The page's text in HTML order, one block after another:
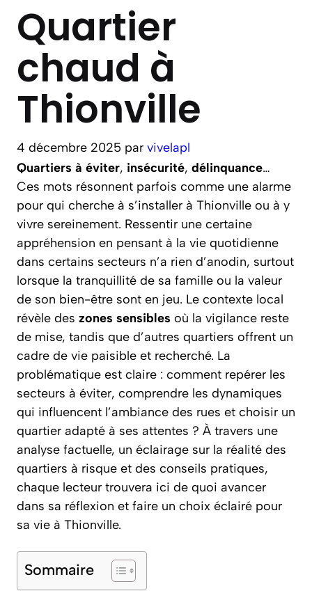
Quartier
chaud à
Thionville
4 décembre 2025 par vivelapl
Quartiers à éviter, insécurité, délinquance…
Ces mots résonnent parfois comme une alarme
pour qui cherche à s’installer à Thionville ou à y
vivre sereinement. Ressentir une certaine
appréhension en pensant à la vie quotidienne
dans certains secteurs n’a rien d’anodin, surtout
lorsque la tranquillité de sa famille ou la valeur
de son bien-être sont en jeu. Le contexte local
révèle des zones sensibles où la vigilance reste
de mise, tandis que d’autres quartiers offrent un
cadre de vie paisible et recherché. La
problématique est claire : comment repérer les
secteurs à éviter, comprendre les dynamiques
qui influencent l’ambiance des rues et choisir un
quartier adapté à ses attentes ? À travers une
analyse factuelle, un éclairage sur la réalité des
quartiers à risque et des conseils pratiques,
chaque lecteur trouvera ici de quoi avancer
dans sa réflexion et faire un choix éclairé pour
sa vie à Thionville.
Sommaire